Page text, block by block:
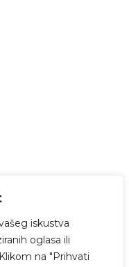
iskustva
oglasa ili
na "Prihvati